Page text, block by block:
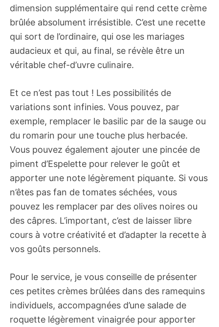
dimension supplémentaire qui rend cette crème
brûlée absolument irrésistible. C’est une recette
qui sort de l’ordinaire, qui ose les mariages
audacieux et qui, au final, se révèle être un
véritable chef-d’uvre culinaire.
Et ce n’est pas tout ! Les possibilités de
variations sont infinies. Vous pouvez, par
exemple, remplacer le basilic par de la sauge ou
du romarin pour une touche plus herbacée.
Vous pouvez également ajouter une pincée de
piment d’Espelette pour relever le goût et
apporter une note légèrement piquante. Si vous
n’êtes pas fan de tomates séchées, vous
pouvez les remplacer par des olives noires ou
des câpres. L’important, c’est de laisser libre
cours à votre créativité et d’adapter la recette à
vos goûts personnels.
Pour le service, je vous conseille de présenter
ces petites crèmes brûlées dans des ramequins
individuels, accompagnées d’une salade de
roquette légèrement vinaigrée pour apporter